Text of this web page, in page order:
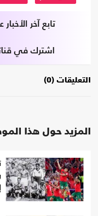
تابع آخر
اشترك في
التعليقات (0)
المزيد حول هذا